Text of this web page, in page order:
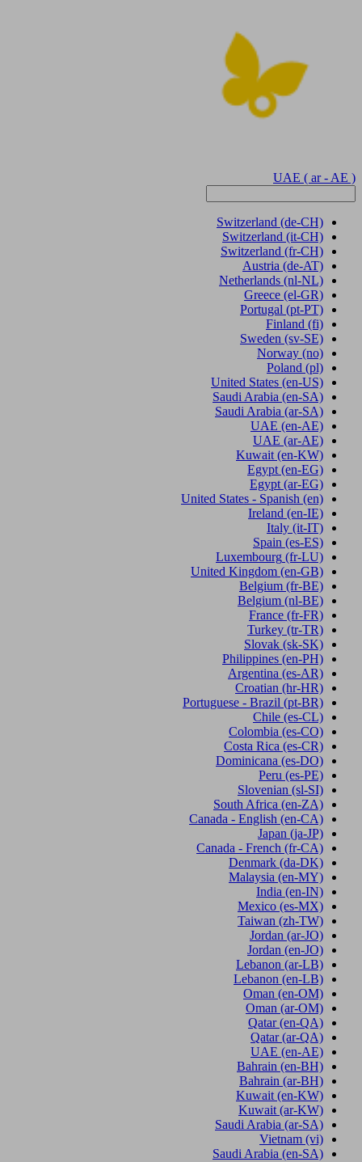
UAE ( ar - AE )
Switzerland (de-CH)
Switzerland (it-CH)
Switzerland (fr-CH)
Austria (de-AT)
Netherlands (nl-NL)
Greece (el-GR)
Portugal (pt-PT)
Finland (fi)
Sweden (sv-SE)
Norway (no)
Poland (pl)
United States (en-US)
Saudi Arabia (en-SA)
Saudi Arabia (ar-SA)
UAE (en-AE)
UAE (ar-AE)
Kuwait (en-KW)
Egypt (en-EG)
Egypt (ar-EG)
United States - Spanish (en)
Ireland (en-IE)
Italy (it-IT)
Spain (es-ES)
Luxembourg (fr-LU)
United Kingdom (en-GB)
Belgium (fr-BE)
Belgium (nl-BE)
France (fr-FR)
Turkey (tr-TR)
Slovak (sk-SK)
Philippines (en-PH)
Argentina (es-AR)
Croatian (hr-HR)
Portuguese - Brazil (pt-BR)
Chile (es-CL)
Colombia (es-CO)
Costa Rica (es-CR)
Dominicana (es-DO)
Peru (es-PE)
Slovenian (sl-SI)
South Africa (en-ZA)
Canada - English (en-CA)
Japan (ja-JP)
Canada - French (fr-CA)
Denmark (da-DK)
Malaysia (en-MY)
India (en-IN)
Mexico (es-MX)
Taiwan (zh-TW)
Jordan (ar-JO)
Jordan (en-JO)
Lebanon (ar-LB)
Lebanon (en-LB)
Oman (en-OM)
Oman (ar-OM)
Qatar (en-QA)
Qatar (ar-QA)
UAE (en-AE)
Bahrain (en-BH)
Bahrain (ar-BH)
Kuwait (en-KW)
Kuwait (ar-KW)
Saudi Arabia (ar-SA)
Vietnam (vi)
Saudi Arabia (en-SA)